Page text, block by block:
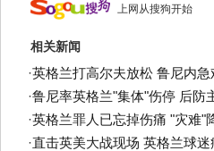
上网从搜狗开始
相关新闻
·英格兰打高尔夫放松 鲁尼内
·鲁尼率英格兰"集体"伤停 后防
·英格兰罪人已忘掉伤痛 "灾难"
·直击英美大战现场 英格兰球迷